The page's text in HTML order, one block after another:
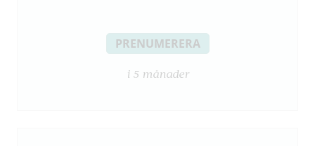
PRENUMERERA
i 5 månader